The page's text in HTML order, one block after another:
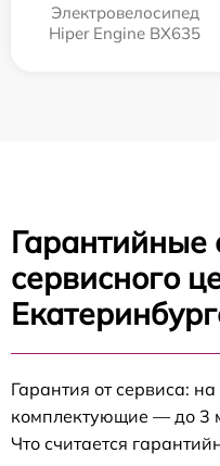
Электровелосипед
Hiper Engine BX635
Гарантийные
сервисного
Гарантия от сервиса:
комплектующие — до 3
Что считается